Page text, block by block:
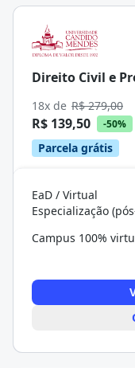
Direito Civil e
18x de R$ 279,00
R$ 139,50 -50%
Parcela grátis
EaD / Virtual
Campus 100%